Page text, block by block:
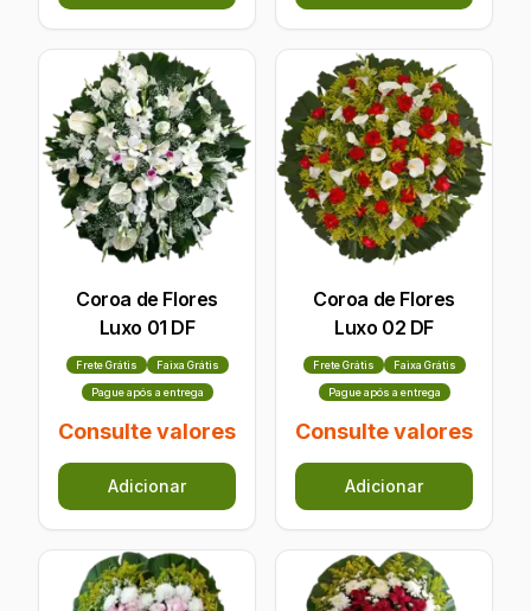
Coroa de Flores
Luxo 01 DF
Frete Grátis Faixa Grátis
Pague após a entrega
Consulte valores
Adicionar
Coroa de Flores
Luxo 02 DF
Frete Grátis Faixa Grátis
Pague após a entrega
Consulte valores
Adicionar